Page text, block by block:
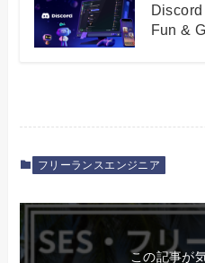
Discord
Fun &
フリーランスエンジニア
この記事が